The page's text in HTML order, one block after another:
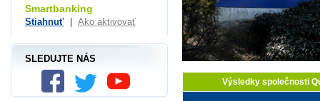
Výsledky společnosti
Smartbanking
Stiahnuť Ako aktivovať
SLEDUJTE NÁS